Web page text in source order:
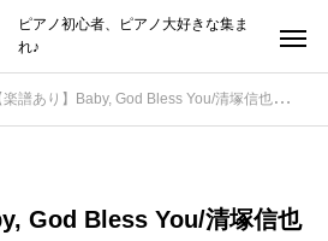
ピアノ初心者、ピアノ大好きな集ま
れ♪
楽譜あり】Baby, God Bless You/清塚信也（ピアノソロ上級）ドラマ『コウノドリ』メインテーマ【ピアノアレンジ楽譜】
God Bless You/清塚信也